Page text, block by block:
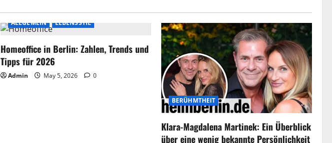
ALLGEMEIN LEBENSSTIL
Homeoffice in Berlin: Zahlen, Trends und
Tipps für 2026
Admin May 5, 2026 0
BERÜHMTHEIT
Klara-Magdalena Martinek: Ein Überblick
über eine wenig bekannte Persönlichkeit